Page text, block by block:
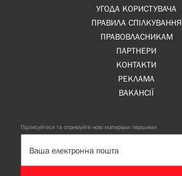
УГОДА КОРИСТУВАЧА
ПРАВИЛА СПІЛКУВАННЯ
ПРАВОВЛАСНИКАМ
ПАРТНЕРИ
КОНТАКТИ
РЕКЛАМА
ВАКАНСІЇ
Підписуйтеся та отримуйте нові матеріали першими